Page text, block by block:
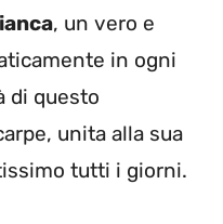
, un vero e
in ogni
di questo
unita alla sua
tutti i giorni.